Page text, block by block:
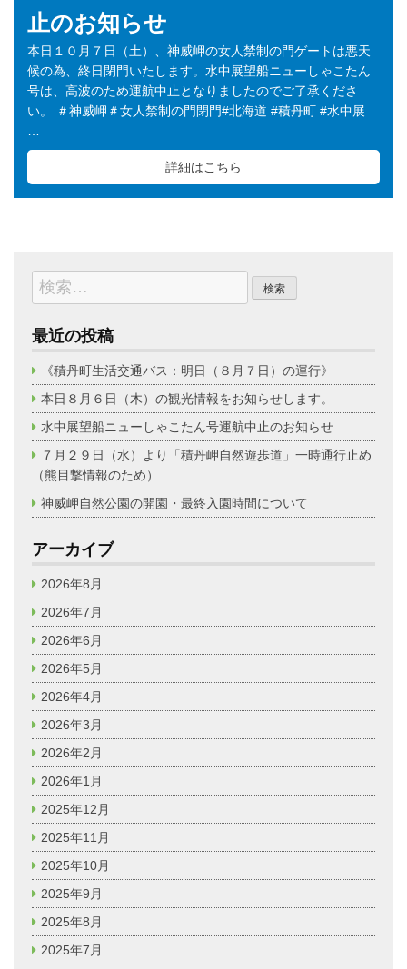
止のお知らせ
本日１０月７日（土）、神威岬の女人禁制の門ゲートは悪天
候の為、終日閉門いたします。水中展望船ニューしゃこたん
号は、高波のため運航中止となりましたのでご了承くださ
い。 ＃神威岬＃女人禁制の門閉門#北海道 #積丹町 #水中展
詳細はこちら
検
索:
最近の投稿
《積丹町生活交通バス：明日（８月７日）の運行》
本日８月６日（木）の観光情報をお知らせします。
水中展望船ニューしゃこたん号運航中止のお知らせ
７月２９日（水）より「積丹岬自然遊歩道」一時通行止め
（熊目撃情報のため）
神威岬自然公園の開園・最終入園時間について
アーカイブ
2026年8月
2026年7月
2026年6月
2026年5月
2026年4月
2026年3月
2026年2月
2026年1月
2025年12月
2025年11月
2025年10月
2025年9月
2025年8月
2025年7月